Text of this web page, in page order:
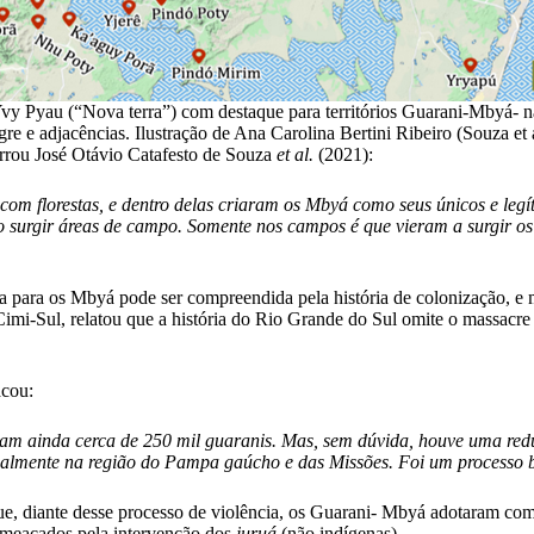
Pyau (“Nova terra”) com destaque para territórios Guarani-Mbyá-
e adjacências. Ilustração de Ana Carolina Bertini Ribeiro (Souza et
José Otávio Catafesto de Souza et al. (2021):
florestas, e dentro delas criaram os Mbyá como seus únicos e
áreas de campo. Somente nos campos é que vieram a surgir
os Mbyá pode ser compreendida pela história de colonização,
Sul, relatou que a história do Rio Grande do Sul omite o
ainda cerca de 250 mil guaranis. Mas, sem dúvida, houve uma
na região do Pampa gaúcho e das Missões. Foi um processo
diante desse processo de violência, os Guarani- Mbyá adotaram